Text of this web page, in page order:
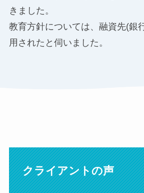
きました。
教育方針については、融資先(銀
用されたと伺いました。
クライアントの声